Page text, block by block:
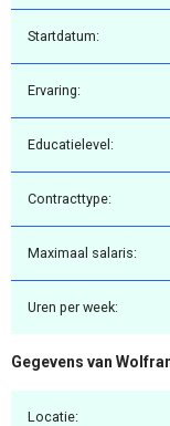
Startdatum:
Ervaring:
Educatielevel:
Contracttype:
Maximaal salaris:
Uren per week:
Gegevens van
Locatie: